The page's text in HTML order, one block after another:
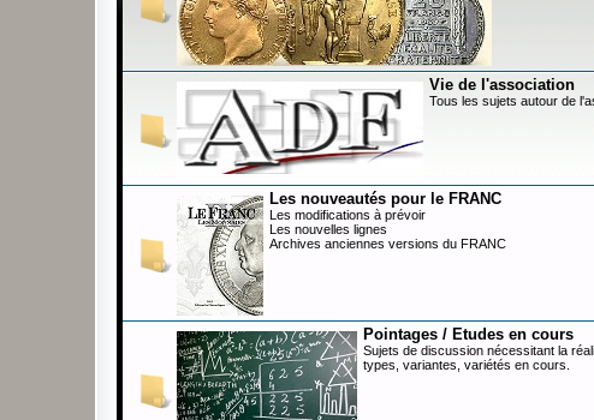
Vie de l'association
Tous les sujets autour de
Les nouveautés pour le FRANC
Les modifications à prévoir
Les nouvelles lignes
Archives anciennes versions du FRANC
Pointages / Etudes en cours
Sujets de discussion nécessitant la
types, variantes, variétés en cours.